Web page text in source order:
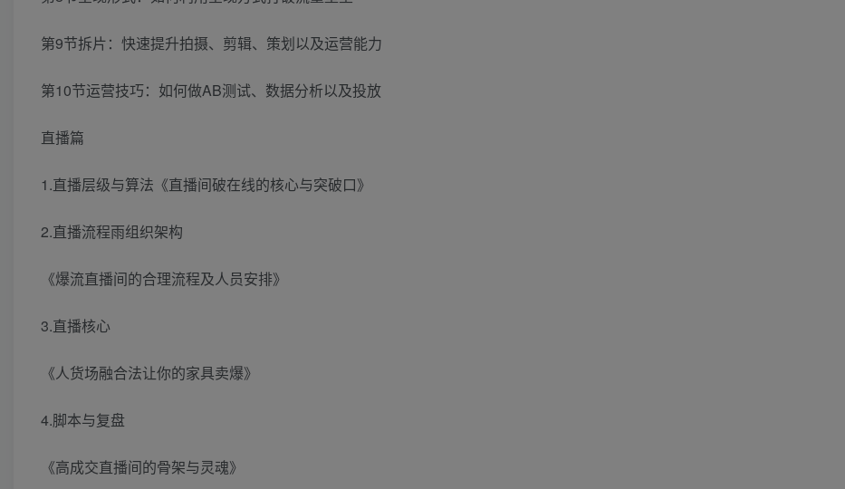
第9节拆片：快速提升拍摄、剪辑、策划以及运营能力
第10节运营技巧：如何做AB测试、数据分析以及投放
直播篇
1.直播层级与算法《直播间破在线的核心与突破口》
2.直播流程雨组织架构
《爆流直播间的合理流程及人员安排》
3.直播核心
《人货场融合法让你的家具卖爆》
4.脚本与复盘
《高成交直播间的骨架与灵魂》